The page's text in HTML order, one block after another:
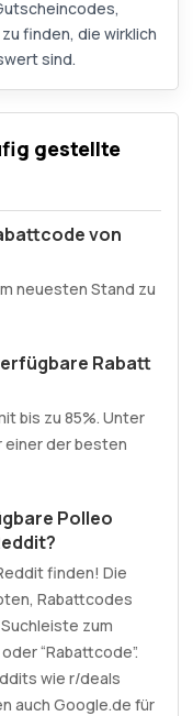
finden, die wirklich
sind.
gestellte
von
neuesten Stand zu
Rabatt
bis zu 85%. Unter
einer der besten
Polleo
finden! Die
Rabattcodes
zum
“Rabattcode”.
wie r/deals
auch Google.de für